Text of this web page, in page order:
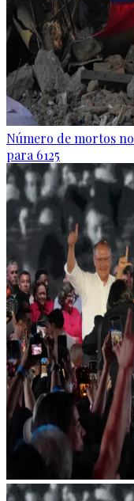
Número de mortos
para 6125